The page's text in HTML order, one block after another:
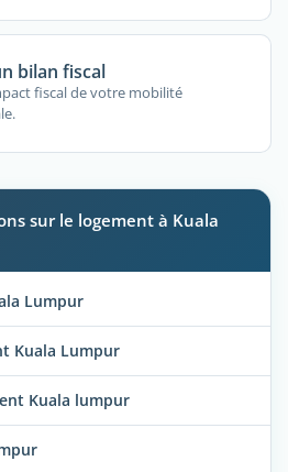
bilan fiscal
fiscal de votre mobilité
sur le logement à Kuala
Lumpur
Kuala Lumpur
Kuala lumpur